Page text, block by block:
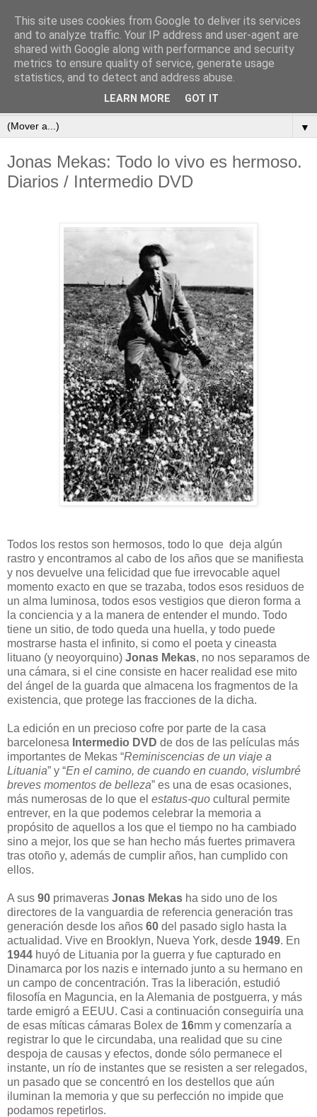
subtexto.es
—Escritos de José Ramón Otero Roko—
▼
Jonas Mekas: Todo lo vivo es hermoso.
Diarios / Intermedio DVD
Todos los restos son hermosos, todo lo que deja algún
rastro y encontramos al cabo de los años que se manifiesta
y nos devuelve una felicidad que fue irrevocable aquel
momento exacto en que se trazaba, todos esos residuos de
un alma luminosa, todos esos vestigios que dieron forma a
la conciencia y a la manera de entender el mundo. Todo
tiene un sitio, de todo queda una huella, y todo puede
mostrarse hasta el infinito, si como el poeta y cineasta
lituano (y neoyorquino) Jonas Mekas, no nos separamos de
una cámara, si el cine consiste en hacer realidad ese mito
del ángel de la guarda que almacena los fragmentos de la
existencia, que protege las fracciones de la dicha.
La edición en un precioso cofre por parte de la casa
barcelonesa Intermedio DVD de dos de las películas más
importantes de Mekas “Reminiscencias de un viaje a
Lituania” y “En el camino, de cuando en cuando, vislumbré
breves momentos de belleza” es una de esas ocasiones,
más numerosas de lo que el estatus-quo cultural permite
entrever, en la que podemos celebrar la memoria a
propósito de aquellos a los que el tiempo no ha cambiado
sino a mejor, los que se han hecho más fuertes primavera
tras otoño y, además de cumplir años, han cumplido con
ellos.
A sus 90 primaveras Jonas Mekas ha sido uno de los
directores de la vanguardia de referencia generación tras
generación desde los años 60 del pasado siglo hasta la
actualidad. Vive en Brooklyn, Nueva York, desde 1949. En
1944 huyó de Lituania por la guerra y fue capturado en
Dinamarca por los nazis e internado junto a su hermano en
un campo de concentración. Tras la liberación, estudió
filosofía en Maguncia, en la Alemania de postguerra, y más
tarde emigró a EEUU. Casi a continuación conseguiría una
de esas míticas cámaras Bolex de 16mm y comenzaría a
registrar lo que le circundaba, una realidad que su cine
despoja de causas y efectos, donde sólo permanece el
instante, un río de instantes que se resisten a ser relegados,
un pasado que se concentró en los destellos que aún
iluminan la memoria y que su perfección no impide que
podamos repetirlos.
This site uses cookies from Google to deliver its services
and to analyze traffic. Your IP address and user-agent are
shared with Google along with performance and security
metrics to ensure quality of service, generate usage
statistics, and to detect and address abuse.
LEARN MORE GOT IT